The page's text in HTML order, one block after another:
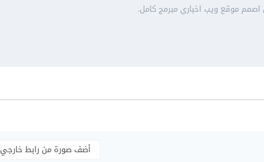
موقع ويب اخباري مبرمج كامل.
أضف صورة من رابط خارجي